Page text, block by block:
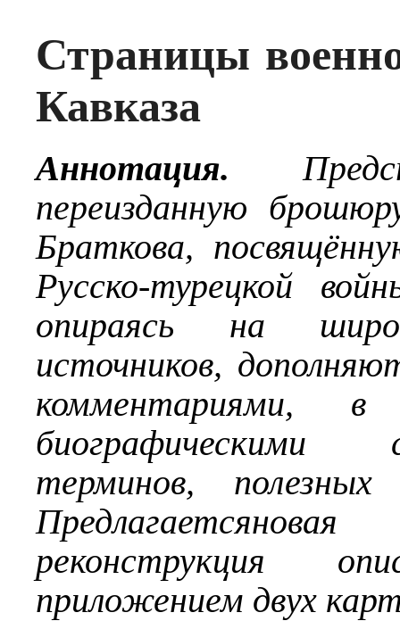
Страницы
Кавказа
Аннотация.
переизданную
Браткова,
Русско-турецкой
опираясь на
источников,
комментариями,
биографическими
терминов,
реконструкция
приложением двух